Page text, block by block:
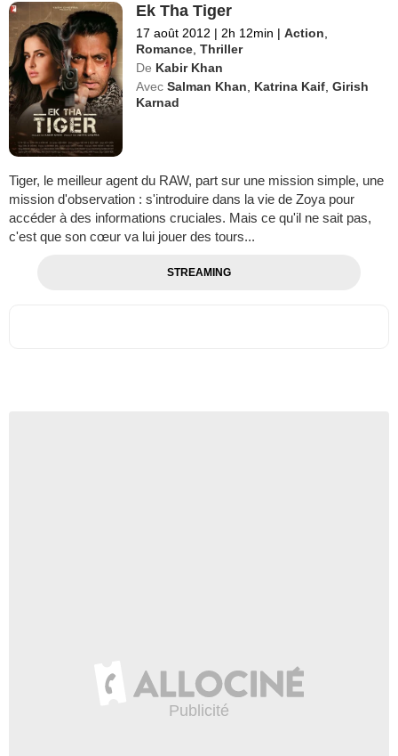
Ek Tha Tiger
17 août 2012 | 2h 12min | Action
Romance ,Thriller
De Kabir Khan
Avec Salman Khan Katrina Kaif ,Girish
Karnad
Tiger, le meilleur agent du RAW, part sur une mission simple, une
mission d'observation : s'introduire dans la vie de Zoya pour
accéder à des informations cruciales. Mais ce qu'il ne sait pas,
c'est que son cœur va lui jouer des tours...
STREAMING